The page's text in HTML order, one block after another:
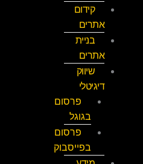
קידום
אתרים
בניית
אתרים
שיווק
דיגיטלי
פרסום
בגוגל
פרסום
בפייסבוק